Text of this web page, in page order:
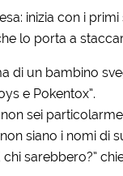
inizia con i
lo porta a
di un bambino
e Pokentox”.
sei
siano i nomi di
sarebbero?”